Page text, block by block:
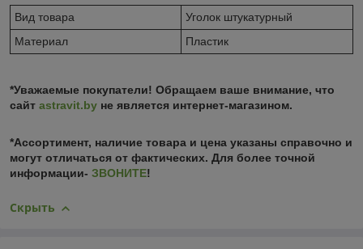
Вид товара
Уголок штукатурный
Материал
Пластик
*Уважаемые покупатели! Обращаем ваше внимание, что
сайт astravit.by не является интернет-магазином.
*Ассортимент, наличие товара и цена указаны справочно и
могут отличаться от фактических. Для более точной
информации- ЗВОНИТЕ!
Скрыть